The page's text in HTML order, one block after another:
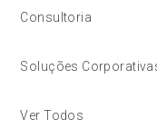
Consultoria
Soluções
Ver Todos